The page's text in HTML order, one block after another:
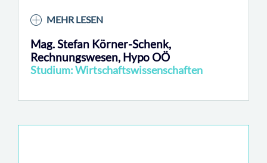
MEHR LESEN
Mag. Stefan Körner-Schenk,
Rechnungswesen, Hypo OÖ
Studium: Wirtschaftswissenschaften